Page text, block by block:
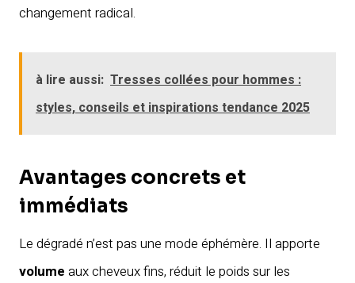
changement radical.
à lire aussi: Tresses collées pour hommes :
styles, conseils et inspirations tendance 2025
Avantages concrets et
immédiats
Le dégradé n’est pas une mode éphémère. Il apporte
volume aux cheveux fins, réduit le poids sur les